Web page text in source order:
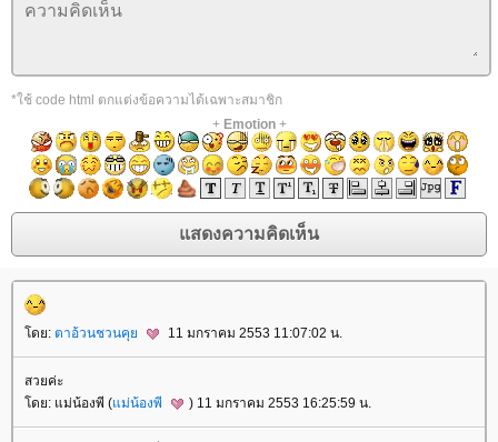
*ใช้ code html ตกแต่งข้อความได้เฉพาะสมาชิก
+ Emotion+
ดย: ตาอ้วนชวนคุ 11 มกราคม 2553 11:07:02 น.
สวยค่ะ
ดย: แม่น้องพี (ม่น้องพี ) 11 มกราคม 2553 16:25:59 น.